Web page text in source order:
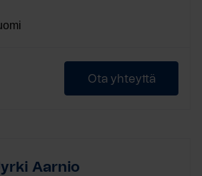
Ota yhteyttä
Aarnio